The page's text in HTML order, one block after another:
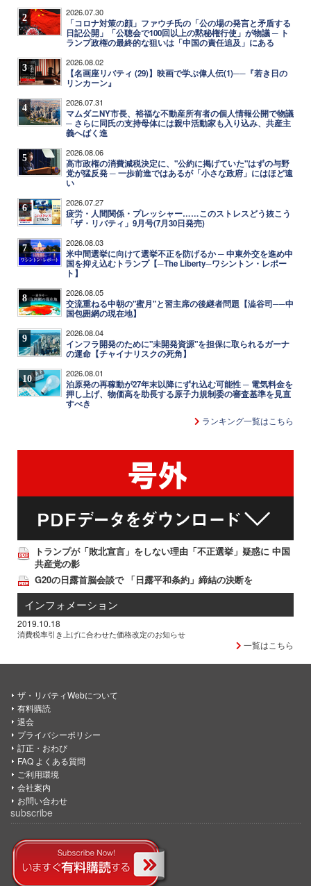
2 2026.07.30
「コロナ対策の顔」ファウチ氏の「公の場の発言と矛盾する
日記公開」「公聴会で100回以上の黙秘権行使」が物議 ─ ト
ランプ政権の最終的な狙いは「中国の責任追及」にある
3 2026.08.02
【名画座リバティ (29)】映画で学ぶ偉人伝(1)──『若き日の
リンカーン』
4 2026.07.31
マムダニNY市長、裕福な不動産所有者の個人情報公開で物議
─ さらに同氏の支持母体には親中活動家も入り込み、共産主
義へばく進
5 2026.08.06
高市政権の消費減税決定に、"公約に掲げていた"はずの与野
党が猛反発 ─ 一歩前進ではあるが「小さな政府」にはほど遠
い
6 2026.07.27
疲労・人間関係・プレッシャー……このストレスどう抜こう
「ザ・リバティ」9月号(7月30日発売)
7 2026.08.03
米中間選挙に向けて選挙不正を防げるか ─ 中東外交を進め中
国を抑え込むトランプ【─The Liberty─ワシントン・レポー
ト】
8 2026.08.05
交流重ねる中朝の"蜜月"と習主席の後継者問題【澁谷司──中
国包囲網の現在地】
9 2026.08.04
インフラ開発のために"未開発資源"を担保に取られるガーナ
の運命【チャイナリスクの死角】
10 2026.08.01
泊原発の再稼動が27年末以降にずれ込む可能性 ─ 電気料金を
押し上げ、物価高を助長する原子力規制委の審査基準を見直
すべき
ランキング一覧はこちら
トランプが「敗北宣言」をしない理由「不正選挙」疑惑に 中国
共産党の影
G20の日露首脳会談で 「日露平和条約」締結の決断を
インフォメーション
2019.10.18
消費税率引き上げに合わせた価格改定のお知らせ
一覧はこちら
ザ・リバティWebについて
有料購読
退会
プライバシーポリシー
訂正・おわび
FAQ よくある質問
ご利用環境
会社案内
お問い合わせ
subscribe